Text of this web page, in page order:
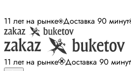
11 лет на рынке Доставка 90 минут
11 лет на рынке Доставка 90 минут